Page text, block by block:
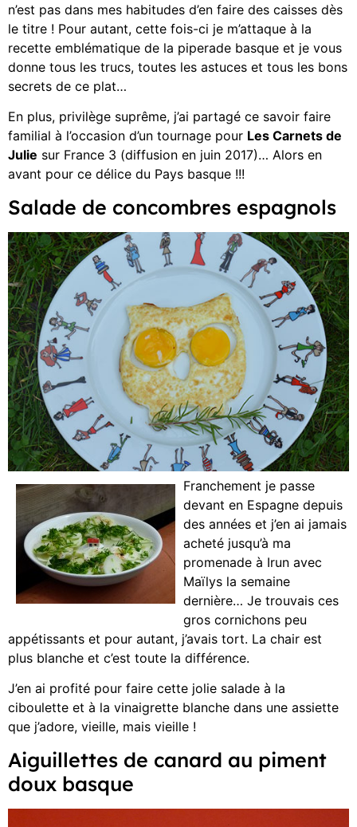
n’est pas dans mes habitudes d’en faire des caisses dès
le titre ! Pour autant, cette fois-ci je m’attaque à la
recette emblématique de la piperade basque et je vous
donne tous les trucs, toutes les astuces et tous les bons
secrets de ce plat…
En plus, privilège suprême, j’ai partagé ce savoir faire
familial à l’occasion d’un tournage pour Les Carnets de
Julie sur France 3 (diffusion en juin 2017)… Alors en
avant pour ce délice du Pays basque !!!
Salade de concombres espagnols
Franchement je passe
devant en Espagne depuis
des années et j’en ai jamais
acheté jusqu’à ma
promenade à Irun avec
Maïlys la semaine
dernière… Je trouvais ces
gros cornichons peu
appétissants et pour autant, j’avais tort. La chair est
plus blanche et c’est toute la différence.
J’en ai profité pour faire cette jolie salade à la
ciboulette et à la vinaigrette blanche dans une assiette
que j’adore, vieille, mais vieille !
Aiguillettes de canard au piment
doux basque